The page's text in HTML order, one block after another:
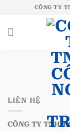
nội
dung
CÔNG TY
LIÊN HỆ
CÔNG TY TNHH